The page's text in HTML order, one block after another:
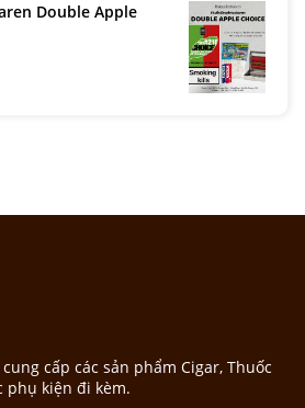
Double Apple
cấp các sản phẩm Cigar, Thuốc
phụ kiện đi kèm.